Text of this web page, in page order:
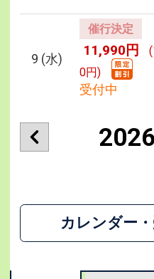
9 (水)
催行決定
11,990円
0円)
受付中
カレンダー